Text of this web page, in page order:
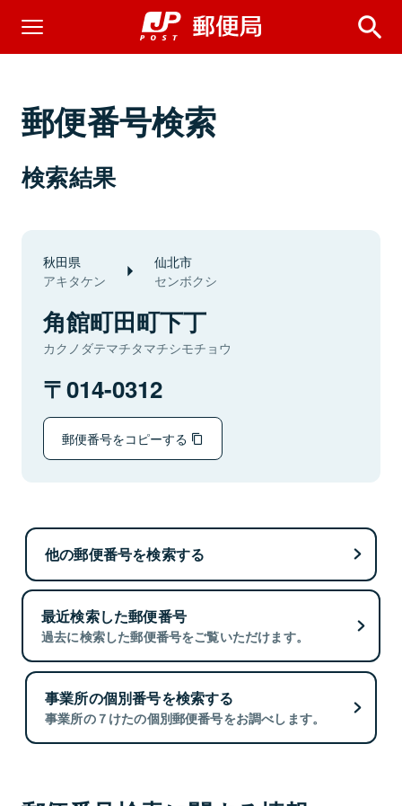
郵便番号検索
検索結果
秋田県
アキタケン
仙北市
センボクシ
角館町田町下丁
カクノダテマチタマチシモチョウ
014-0312
郵便番号をコピーする
他の郵便番号を検索する
最近検索した郵便番号
過去に検索した郵便番号をご覧いただけます。
事業所の個別番号を検索する
事業所の７けたの個別郵便番号をお調べします。